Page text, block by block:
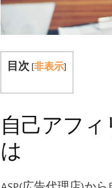
目次 [非表示]
自己アフ
は